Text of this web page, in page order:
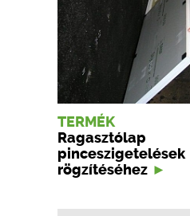
TERMÉK
Ragasztólap
pinceszigetelések
rögzítéséhez